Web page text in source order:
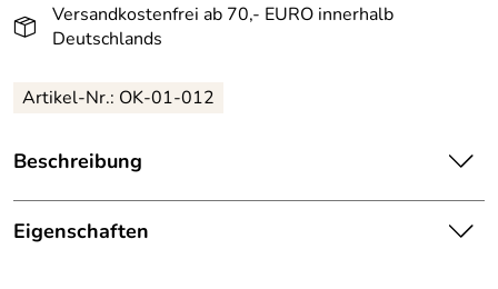
Versandkostenfrei ab 70,- EURO innerhalb
Deutschlands
Artikel-Nr.: OK-01-012
Beschreibung
Orangenkinder Baby Schuhe aus Leder Krabbelschuhe
Ballerina rosa:
Eigenschaften